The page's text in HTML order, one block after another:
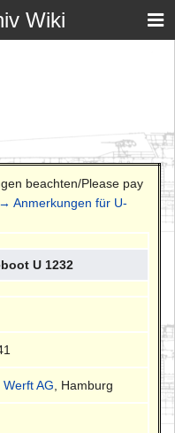
Wiki
beachten/Please pay
Anmerkungen für U-
U 1232
AG , Hamburg